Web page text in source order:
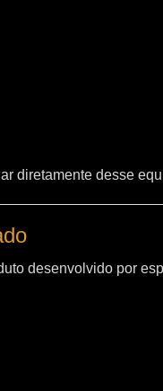
diretamente desse
desenvolvido por